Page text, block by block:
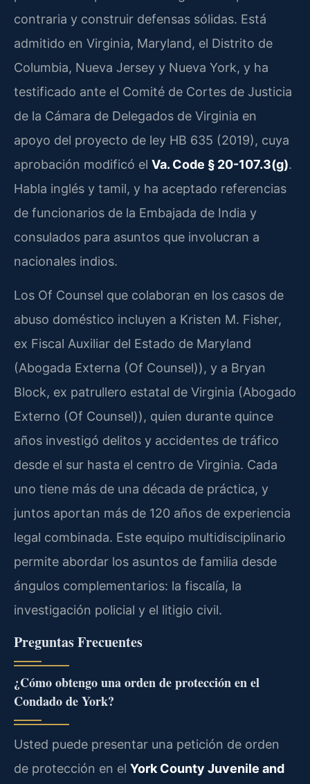
contraria y construir defensas sólidas. Está
admitido en Virginia, Maryland, el Distrito de
Columbia, Nueva Jersey y Nueva York, y ha
testificado ante el Comité de Cortes de Justicia
de la Cámara de Delegados de Virginia en
apoyo del proyecto de ley HB 635 (2019), cuya
aprobación modificó el Va. Code § 20-107.3(g).
Habla inglés y tamil, y ha aceptado referencias
de funcionarios de la Embajada de India y
consulados para asuntos que involucran a
nacionales indios.
Los Of Counsel que colaboran en los casos de
abuso doméstico incluyen a Kristen M. Fisher,
ex Fiscal Auxiliar del Estado de Maryland
(Abogada Externa (Of Counsel)), y a Bryan
Block, ex patrullero estatal de Virginia (Abogado
Externo (Of Counsel)), quien durante quince
años investigó delitos y accidentes de tráfico
desde el sur hasta el centro de Virginia. Cada
uno tiene más de una década de práctica, y
juntos aportan más de 120 años de experiencia
legal combinada. Este equipo multidisciplinario
permite abordar los asuntos de familia desde
ángulos complementarios: la fiscalía, la
investigación policial y el litigio civil.
Preguntas Frecuentes
¿Cómo obtengo una orden de protección en el
Condado de York?
Usted puede presentar una petición de orden
de protección en el York County Juvenile and